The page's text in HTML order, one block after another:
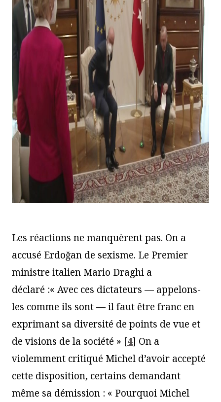
Les réactions ne manquèrent pas. On a
accusé Erdoğan de sexisme. Le Premier
ministre italien Mario Draghi a
déclaré :« Avec ces dictateurs — appelons-
les comme ils sont — il faut être franc en
exprimant sa diversité de points de vue et
de visions de la société » [4] On a
violemment critiqué Michel d’avoir accepté
cette disposition, certains demandant
même sa démission : « Pourquoi Michel